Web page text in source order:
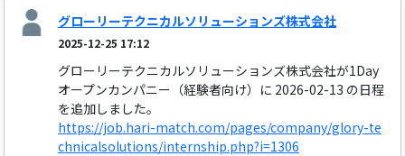
グローリーテクニカルソリューションズ株式会社
2025-12-25 17:12
グローリーテクニカルソリューションズ株式会社が1Day
オープンカンパニー（経験者向け）に 2026-02-13 の日程
を追加しました。
https://job.hari-match.com/pages/company/glory-te
chnicalsolutions/internship.php?i=1306